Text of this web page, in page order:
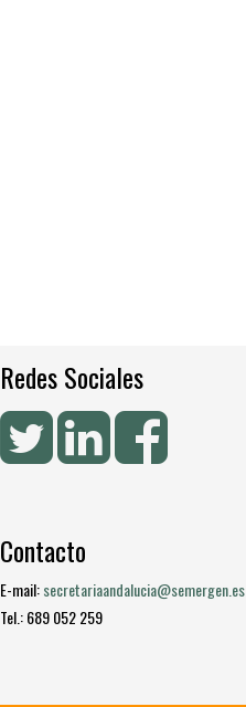
Redes Sociales
Contacto
E-mail:secretariaandalucia@semergen.es
Tel.: 689 052 259